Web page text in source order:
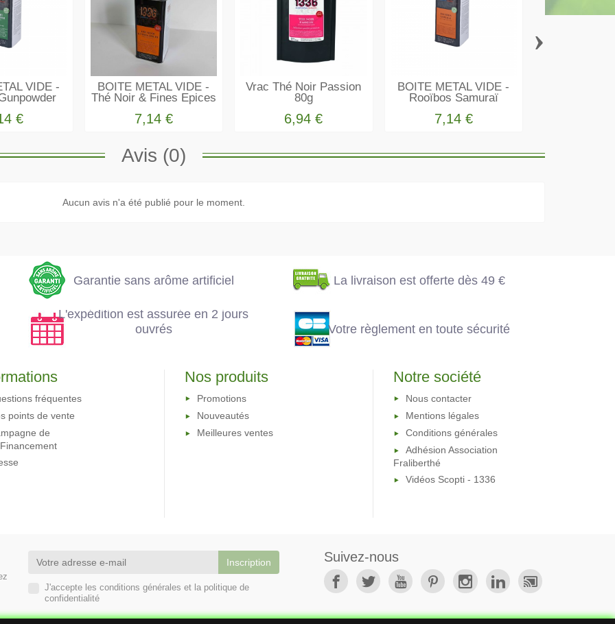
VIDE -
€
BOITE METAL VIDE -
Thé Noir & Fines Epices
7,14 €
Vrac Thé Noir Passion
80g
6,94 €
BOITE METAL VIDE -
Rooïbos Samuraï
7,14 €
›
Avis (0)
Aucun avis n'a été publié pour le moment.
Garantie sans
Garantie sans arôme artificiel La livraison est offerte dès 49 €
L'expédition est
ouvrés
L'expédition est assurée en 2 jours
ouvrés
toute sécurité
Votre règlement en toute sécurité
fréquentes
points de vente
de
Nos produits
Promotions
Nouveautés
Meilleures ventes
Notre société
Nous contacter
Mentions légales
Conditions générales
Adhésion Association
Fraliberthé
Vidéos Scopti - 1336
J'accepte les conditions générales et la politique de
confidentialité
Suivez-nous